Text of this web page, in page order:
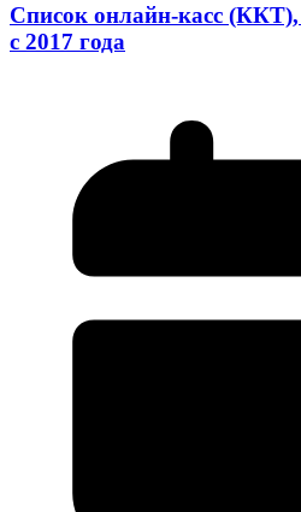
Список онлайн-касс
с 2017 года